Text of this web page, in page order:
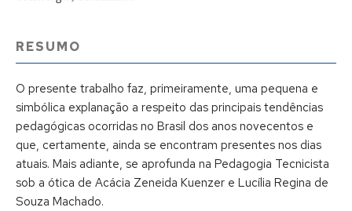
RESUMO
O presente trabalho faz, primeiramente, uma pequena e
simbólica explanação a respeito das principais tendências
pedagógicas ocorridas no Brasil dos anos novecentos e
que, certamente, ainda se encontram presentes nos dias
atuais. Mais adiante, se aprofunda na Pedagogia Tecnicista
sob a ótica de Acácia Zeneida Kuenzer e Lucília Regina de
Souza Machado.